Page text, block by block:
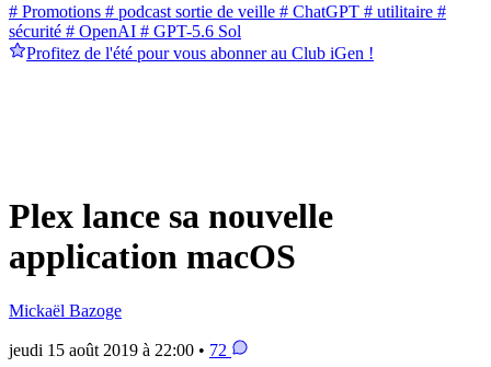
# Promotions # podcast sortie de veille # ChatGPT # utilitaire #
sécurité # OpenAI # GPT-5.6 Sol
Profitez de l'été pour vous abonner au Club iGen !
Plex lance sa nouvelle
application macOS
Mickaël Bazoge
jeudi 15 août 2019 à 22:00 • 72